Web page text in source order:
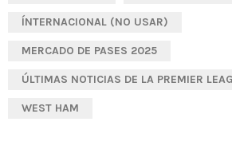
ÍNTERNACIONAL (NO USAR)
MERCADO DE PASES 2025
ÚLTIMAS NOTICIAS DE LA PREMIER
WEST HAM